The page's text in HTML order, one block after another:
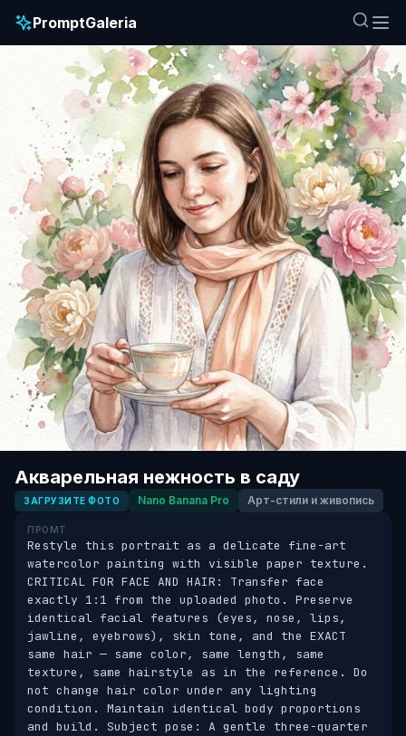
PromptGaleria
Акварельная нежность в саду
ЗАГРУЗИТЕ ФОТО Nano Banana Pro Арт-стили и живопись
ПРОМТ
Restyle this portrait as a delicate fine-art
watercolor painting with visible paper texture.
CRITICAL FOR FACE AND HAIR: Transfer face
exactly 1:1 from the uploaded photo. Preserve
identical facial features (eyes, nose, lips,
jawline, eyebrows), skin tone, and the EXACT
same hair — same color, same length, same
texture, same hairstyle as in the reference. Do
not change hair color under any lighting
condition. Maintain identical body proportions
and build. Subject pose: A gentle three-quarter